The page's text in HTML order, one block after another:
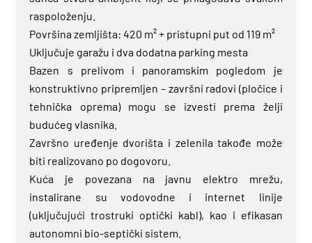
raspoloženju.
Površina zemljišta: 420 m² + pristupni put od 119 m²
Uključuje garažu i dva dodatna parking mesta
Bazen s prelivom i panoramskim pogledom je
konstruktivno pripremljen – završni radovi (pločice i
tehnička oprema) mogu se izvesti prema želji
budućeg vlasnika.
Završno uređenje dvorišta i zelenila takođe može
biti realizovano po dogovoru.
Kuća je povezana na javnu elektro mrežu,
instalirane su vodovodne i internet linije
(uključujući trostruki optički kabl), kao i efikasan
autonomni bio-septički sistem.